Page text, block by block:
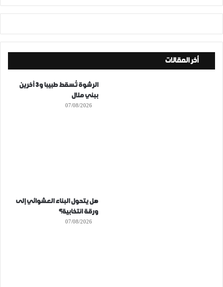
أخر المقالات
الرشوة تُسقط طبيبا و3 آخرين
ببني ملال
07/08/2026
هل يتحول البناء العشوائي إلى
ورقة انتخابية؟
07/08/2026